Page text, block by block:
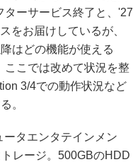
ーサービス終了と、'27
をお届けしているが、
はどの機能が使える
ここでは改めて状況を整
3/4での動作状況など
。
タエンタテインメン
レージ。500GBのHDD